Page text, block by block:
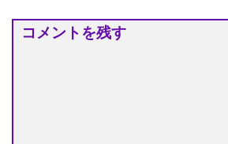
コメントを残す